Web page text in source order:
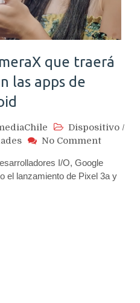
que traerá
las apps de
Dispositivo /
No Commenton
prueba
I/O, Google
el lanzamiento de Pixel 3a y